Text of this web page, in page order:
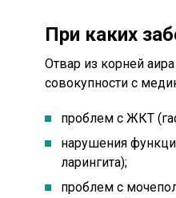
При каких
Отвар из корней
совокупности с
проблем с ЖКТ
нарушения
ларингита);
проблем с